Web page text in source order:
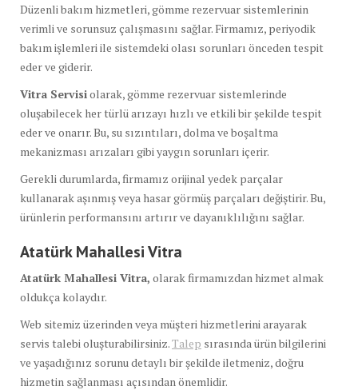
Düzenli bakım hizmetleri, gömme rezervuar sistemlerinin
verimli ve sorunsuz çalışmasını sağlar. Firmamız, periyodik
bakım işlemleri ile sistemdeki olası sorunları önceden tespit
eder ve giderir.
Vitra Servisiolarak, gömme rezervuar sistemlerinde
oluşabilecek her türlü arızayı hızlı ve etkili bir şekilde tespit
eder ve onarır. Bu, su sızıntıları, dolma ve boşaltma
mekanizması arızaları gibi yaygın sorunları içerir.
Gerekli durumlarda, firmamız orijinal yedek parçalar
kullanarak aşınmış veya hasar görmüş parçaları değiştirir. Bu,
ürünlerin performansını artırır ve dayanıklılığını sağlar.
Atatürk Mahallesi Vitra
Atatürk Mahallesi Vitra, olarak firmamızdan hizmet almak
oldukça kolaydır.
Web sitemiz üzerinden veya müşteri hizmetlerini arayarak
servis talebi oluşturabilirsiniz.Talep sırasında ürün bilgilerini
ve yaşadığınız sorunu detaylı bir şekilde iletmeniz, doğru
hizmetin sağlanması açısından önemlidir.